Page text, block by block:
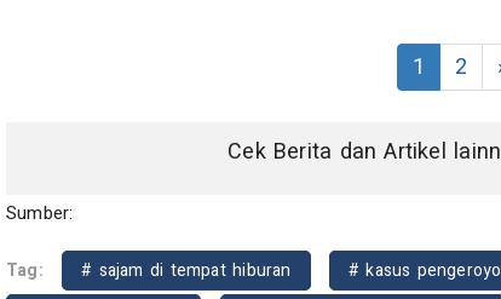
1 2
Cek Berita dan Artikel
Sumber:
Tag: # sajam di tempat hiburan # kasus